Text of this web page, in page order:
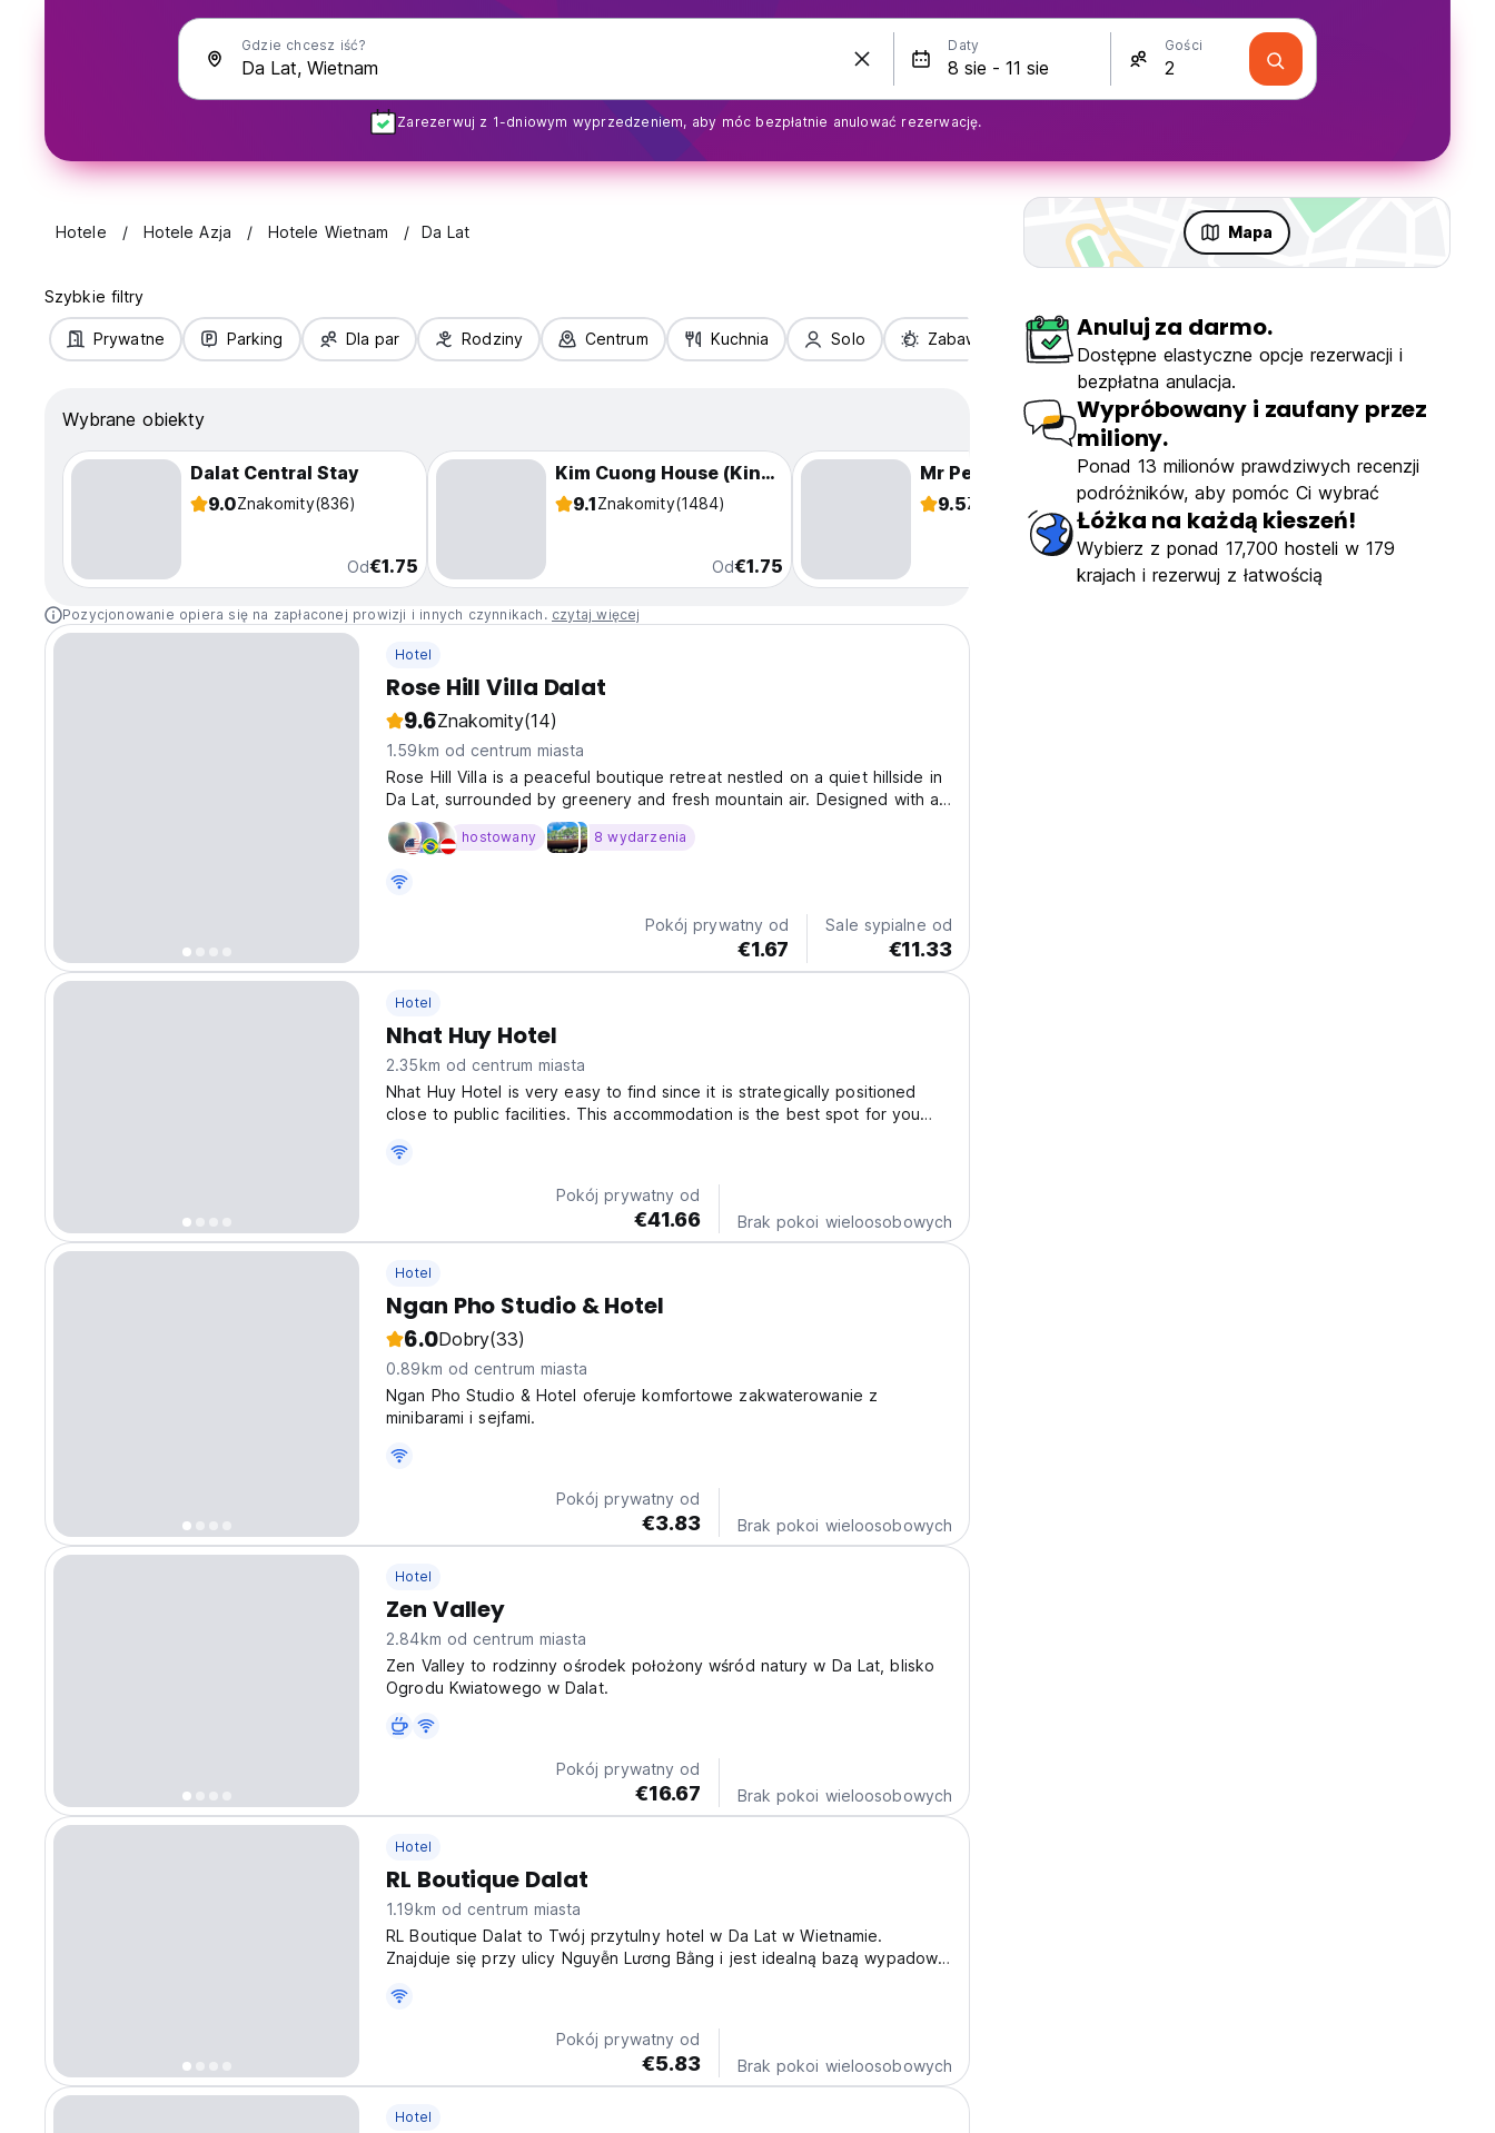
Gdzie chcesz iść? Daty Gości
Zarezerwuj z 1-dniowym wyprzedzeniem, aby móc bezpłatnie anulować rezerwację.
Hotele Hotele Azja Hotele Wietnam Da Lat Mapa
Szybkie filtry
Prywatne Parking Dla par Rodziny Centrum Kuchnia Solo Zabawa
Wybrane obiekty
Dalat Central Stay
9.0Znakomity(836)
Od€1.75
Kim Cuong House (King Kong Hostel)
9.1Znakomity(1484)
Od€1.75
Mr Peace Dalat Hostel
9.5Znakomity (121)
Od €1.75
Pozycjonowanie opiera się na zapłaconej prowizji i innych czynnikach. czytaj więcej
Hotel
Rose Hill Villa Dalat
9.6Znakomity(14)
1.59km od centrum miasta
Rose Hill Villa is a peaceful boutique retreat nestled on a quiet hillside in
Da Lat, surrounded by greenery and fresh mountain air. Designed with a
warm, elegant aesthetic, the villa combines modern comfort with a
relaxed garden atmosphere, creating an intimate...
hostowany 8 wydarzenia
Pokój prywatny od
€1.67
Sale sypialne od
€11.33
Hotel
Nhat Huy Hotel
2.35km od centrum miasta
Nhat Huy Hotel is very easy to find since it is strategically positioned
close to public facilities. This accommodation is the best spot for you
Be ready to get the unforgettable stay experience...
Pokój prywatny od
€41.66 Brak pokoi wieloosobowych
Hotel
Ngan Pho Studio & Hotel
6.0Dobry(33)
0.89km od centrum miasta
Ngan Pho Studio & Hotel oferuje komfortowe zakwaterowanie z
minibarami i sejfami.
Pokój prywatny od
€3.83 Brak pokoi wieloosobowych
Hotel
Zen Valley
2.84km od centrum miasta
Zen Valley to rodzinny ośrodek położony wśród natury w Da Lat, blisko
Ogrodu Kwiatowego w Dalat.
Pokój prywatny od
€16.67 Brak pokoi wieloosobowych
Hotel
RL Boutique Dalat
1.19km od centrum miasta
RL Boutique Dalat to Twój przytulny hotel w Da Lat w Wietnamie.
Znajduje się przy ulicy Nguyễn Lương Bằng i jest idealną bazą wypadową
language)
Pokój prywatny od
€5.83 Brak pokoi wieloosobowych
Hotel
Anuluj za darmo.
Dostępne elastyczne opcje rezerwacji i
bezpłatna anulacja.
Wypróbowany i zaufany przez
miliony.
Ponad 13 milionów prawdziwych recenzji
podróżników, aby pomóc Ci wybrać
Łóżka na każdą kieszeń!
Wybierz z ponad 17,700 hosteli w 179
krajach i rezerwuj z łatwością